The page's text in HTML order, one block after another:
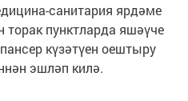
санитария ярдәме
торак пунктларда яшәүче
күзәтүен оештыру
эшләп килә.